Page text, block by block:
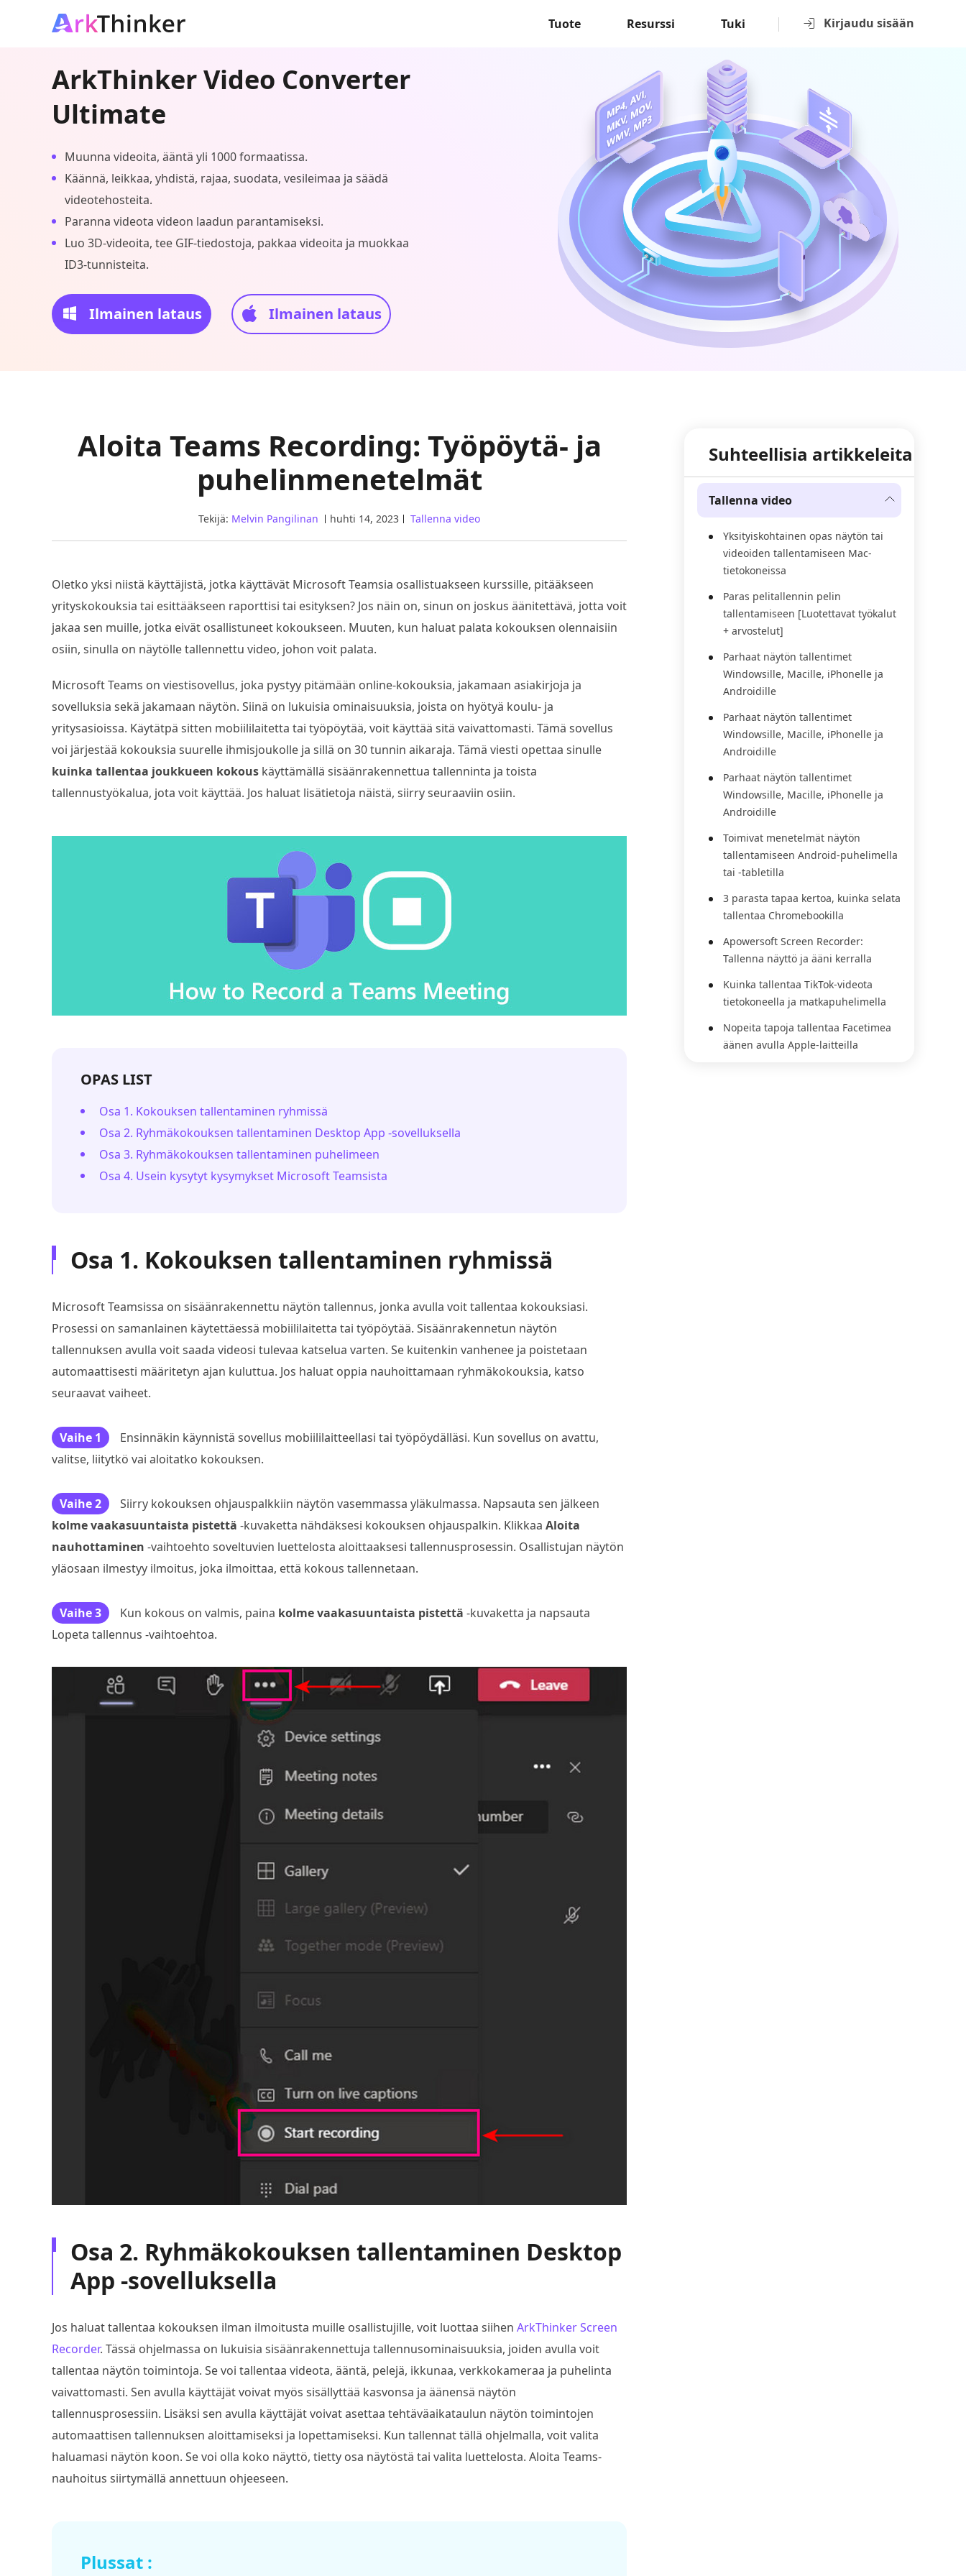
Kirjaudu sisään
Tuote Resurssi Tuki
ArkThinker Video Converter
Ultimate
Muunna videoita, ääntä yli 1000 formaatissa.
Käännä, leikkaa, yhdistä, rajaa, suodata, vesileimaa ja säädä
videotehosteita.
Paranna videota videon laadun parantamiseksi.
Luo 3D-videoita, tee GIF-tiedostoja, pakkaa videoita ja muokkaa
ID3-tunnisteita.
Ilmainen lataus Ilmainen lataus
Aloita Teams Recording: Työpöytä- ja
puhelinmenetelmät
Tekijä: Melvin Pangilinan huhti 14, 2023 Tallenna video
Oletko yksi niistä käyttäjistä, jotka käyttävät Microsoft Teamsia osallistuakseen kurssille, pitääkseen
yrityskokouksia tai esittääkseen raporttisi tai esityksen? Jos näin on, sinun on joskus äänitettävä, jotta voit
jakaa sen muille, jotka eivät osallistuneet kokoukseen. Muuten, kun haluat palata kokouksen olennaisiin
osiin, sinulla on näytölle tallennettu video, johon voit palata.
Microsoft Teams on viestisovellus, joka pystyy pitämään online-kokouksia, jakamaan asiakirjoja ja
sovelluksia sekä jakamaan näytön. Siinä on lukuisia ominaisuuksia, joista on hyötyä koulu- ja
yritysasioissa. Käytätpä sitten mobiililaitetta tai työpöytää, voit käyttää sitä vaivattomasti. Tämä sovellus
voi järjestää kokouksia suurelle ihmisjoukolle ja sillä on 30 tunnin aikaraja. Tämä viesti opettaa sinulle
kuinka tallentaa joukkueen kokous käyttämällä sisäänrakennettua tallenninta ja toista
tallennustyökalua, jota voit käyttää. Jos haluat lisätietoja näistä, siirry seuraaviin osiin.
OPAS LIST
Osa 1. Kokouksen tallentaminen ryhmissä
Osa 2. Ryhmäkokouksen tallentaminen Desktop App -sovelluksella
Osa 3. Ryhmäkokouksen tallentaminen puhelimeen
Osa 4. Usein kysytyt kysymykset Microsoft Teamsista
Osa 1. Kokouksen tallentaminen ryhmissä
Microsoft Teamsissa on sisäänrakennettu näytön tallennus, jonka avulla voit tallentaa kokouksiasi.
Prosessi on samanlainen käytettäessä mobiililaitetta tai työpöytää. Sisäänrakennetun näytön
tallennuksen avulla voit saada videosi tulevaa katselua varten. Se kuitenkin vanhenee ja poistetaan
automaattisesti määritetyn ajan kuluttua. Jos haluat oppia nauhoittamaan ryhmäkokouksia, katso
seuraavat vaiheet.
Vaihe 1
Ensinnäkin käynnistä sovellus mobiililaitteellasi tai työpöydälläsi. Kun sovellus on avattu,
valitse, liitytkö vai aloitatko kokouksen.
Vaihe 2
Siirry kokouksen ohjauspalkkiin näytön vasemmassa yläkulmassa. Napsauta sen jälkeen
kolme vaakasuuntaista pistettä -kuvaketta nähdäksesi kokouksen ohjauspalkin. Klikkaa Aloita
nauhottaminen -vaihtoehto soveltuvien luettelosta aloittaaksesi tallennusprosessin. Osallistujan näytön
yläosaan ilmestyy ilmoitus, joka ilmoittaa, että kokous tallennetaan.
Vaihe 3 Kun kokous on valmis, paina kolme vaakasuuntaista pistettä -kuvaketta ja napsauta
Lopeta tallennus -vaihtoehtoa.
Osa 2. Ryhmäkokouksen tallentaminen Desktop
App -sovelluksella
Jos haluat tallentaa kokouksen ilman ilmoitusta muille osallistujille, voit luottaa siihen ArkThinker Screen
Recorder. Tässä ohjelmassa on lukuisia sisäänrakennettuja tallennusominaisuuksia, joiden avulla voit
tallentaa näytön toimintoja. Se voi tallentaa videota, ääntä, pelejä, ikkunaa, verkkokameraa ja puhelinta
vaivattomasti. Sen avulla käyttäjät voivat myös sisällyttää kasvonsa ja äänensä näytön
tallennusprosessiin. Lisäksi sen avulla käyttäjät voivat asettaa tehtäväaikataulun näytön toimintojen
automaattisen tallennuksen aloittamiseksi ja lopettamiseksi. Kun tallennat tällä ohjelmalla, voit valita
haluamasi näytön koon. Se voi olla koko näyttö, tietty osa näytöstä tai valita luettelosta. Aloita Teams-
nauhoitus siirtymällä annettuun ohjeeseen.
Plussat :
Suhteellisia artikkeleita
Tallenna video
Yksityiskohtainen opas näytön tai
videoiden tallentamiseen Mac-
tietokoneissa
Paras pelitallennin pelin
tallentamiseen [Luotettavat työkalut
+ arvostelut]
Parhaat näytön tallentimet
Windowsille, Macille, iPhonelle ja
Androidille
Parhaat näytön tallentimet
Windowsille, Macille, iPhonelle ja
Androidille
Parhaat näytön tallentimet
Windowsille, Macille, iPhonelle ja
Androidille
Toimivat menetelmät näytön
tallentamiseen Android-puhelimella
tai -tabletilla
3 parasta tapaa kertoa, kuinka selata
tallentaa Chromebookilla
Apowersoft Screen Recorder:
Tallenna näyttö ja ääni kerralla
Kuinka tallentaa TikTok-videota
tietokoneella ja matkapuhelimella
Nopeita tapoja tallentaa Facetimea
äänen avulla Apple-laitteilla